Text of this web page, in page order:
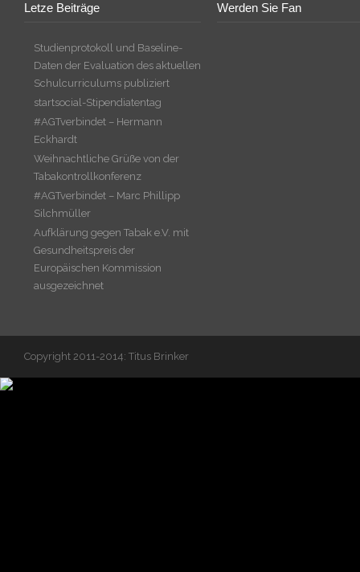
Letze Beiträge
Studienprotokoll und Baseline-
Daten der Evaluation des aktuellen
Schulcurriculums publiziert
startsocial-Stipendiatentag
#AGTverbindet – Hermann
Eckhardt
Weihnachtliche Grüße von der
Tabakontrollkonferenz
#AGTverbindet – Marc Phillipp
Silchmüller
Aufklärung gegen Tabak e.V. mit
Gesundheitspreis der
Europäischen Kommission
ausgezeichnet
Werden Sie Fan
Copyright 2011-2014: Titus Brinker